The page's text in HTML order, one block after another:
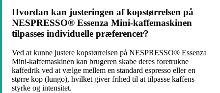
Hvordan kan justeringen af kopstørrelsen på
NESPRESSO® Essenza Mini-kaffemaskinen
tilpasses individuelle præferencer?
Ved at kunne justere kopstørrelsen på NESPRESSO® Essenza
Mini-kaffemaskinen kan brugeren skabe deres foretrukne
kaffedrik ved at vælge mellem en standard espresso eller en
større kop (lungo), hvilket giver frihed til at tilpasse kaffens
styrke og intensitet.